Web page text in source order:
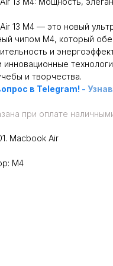
13 M4 — это новый
чипом M4, который
и
инновационные
и творчества.
в Telegram! -
при оплате
Macbook Air
M4